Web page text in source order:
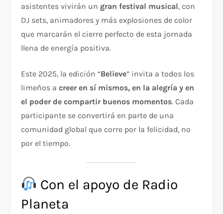
asistentes vivirán un gran festival musical, con
DJ sets, animadores y más explosiones de color
que marcarán el cierre perfecto de esta jornada
llena de energía positiva.
Este 2025, la edición “Believe” invita a todos los
limeños acreer en sí mismos, en la alegría y en
el poder de compartir buenos momentos. Cada
participante se convertirá en parte de una
comunidad global que corre por la felicidad, no
por el tiempo.
Con el apoyo de Radio
Planeta